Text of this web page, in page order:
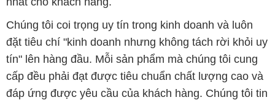
Chúng tôi coi trọng uy tín trong kinh doanh và luôn
đặt tiêu chí "kinh doanh nhưng không tách rời khỏi uy
tín" lên hàng đầu. Mỗi sản phẩm mà chúng tôi cung
cấp đều phải đạt được tiêu chuẩn chất lượng cao và
đáp ứng được yêu cầu của khách hàng. Chúng tôi tin